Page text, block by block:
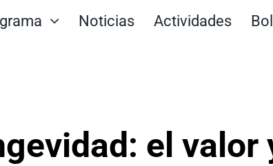
Noticias Actividades
el valor